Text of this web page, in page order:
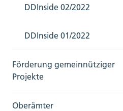
DDInside 02/2022
DDInside 01/2022
Förderung gemeinnütziger
Projekte
Oberämter